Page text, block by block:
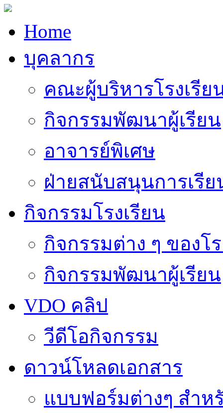
Home
บุคลากร
คณะผู้บริหารโรงเรีย
กิจกรรมพัฒนาผู้เรียน
อาจารย์พิเศษ
ฝ่ายสนับสนุนการเรี
กิจกรรมโรงเรียน
กิจกรรมต่าง ๆ ของโ
กิจกรรมพัฒนาผู้เรียน
VDO คลิป
วีดีโอกิจกรรม
ดาวน์โหลดเอกสาร
แบบฟอร์มต่างๆ สำห